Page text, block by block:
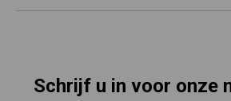
Schrijf u in voor onze